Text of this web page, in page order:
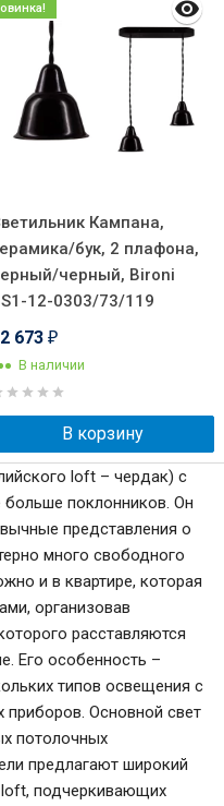
Кампана,
бук, 2 плафона,
черный, Bironi
12-0303/73/119
673 ₽
В наличии
В корзину
loft – чердак) с
поклонников. Он
представления о
много свободного
и в квартире, которая
организовав
расставляются
Его особенность –
типов освещения с
Основной свет
потолочных
предлагают широкий
подчеркивающих